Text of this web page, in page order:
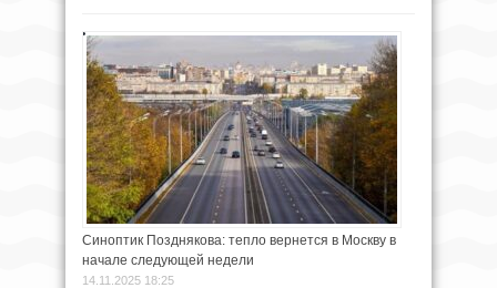
Синоптик Позднякова: тепло вернется в Москву в
начале следующей недели
14.11.2025 18:25